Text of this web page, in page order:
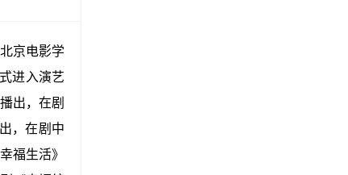
京电影学
进入演艺
出，在剧
，在剧中
福生活》